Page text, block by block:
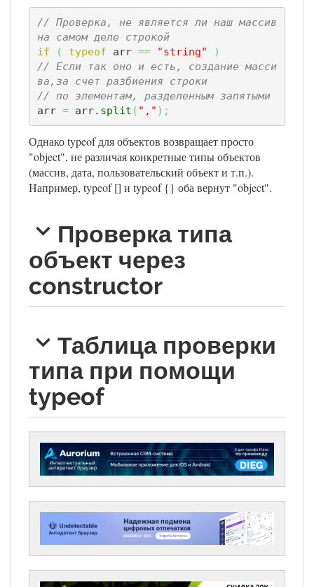
// Проверка, не является ли наш массив
на самом деле строкой
if
( typeof arr == "string"
)
// Если так оно и есть, создание масси
ва,за счет разбиения строки
// по элементам, разделенным запятыми
arr = arr. split ( "," ) ;
Однако typeof для объектов возвращает просто
"object", не различая конкретные типы объектов
(массив, дата, пользовательский объект и т.п.).
Например, typeof [] и typeof {} оба вернут "object".
Проверка типа
объект через
constructor
Таблица проверки
типа при помощи
typeof